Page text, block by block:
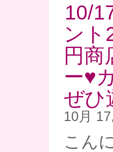
10/
ン
円
ー♥
ぜひ
10月
こん